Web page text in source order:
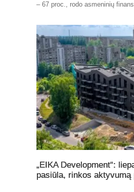
– 67 proc., rodo asmeninių
„EIKA Development“:
pasiūla, rinkos